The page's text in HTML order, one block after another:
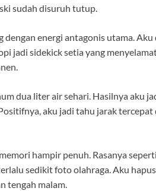
sudah disuruh tutup.
dengan energi antagonis utama.
jadi sidekick setia yang
dua liter air sehari. Hasilnya aku
aku jadi tahu jarak
hampir penuh. Rasanya
sedikit foto olahraga. Aku
tengah malam.